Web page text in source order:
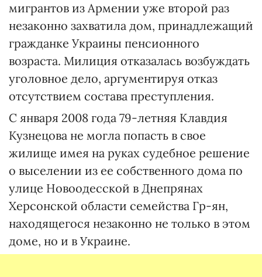
мигрантов из Армении уже второй раз
незаконно захватила дом, принадлежащий
гражданке Украины пенсионного
возраста. Милиция отказалась возбуждать
уголовное дело, аргументируя отказ
отсутствием состава преступления.
С января 2008 года 79-летняя Клавдия
Кузнецова не могла попасть в свое
жилище имея на руках судебное решение
о выселении из ее собственного дома по
улице Новоодесской в Днепрянах
Херсонской области семейства Гр-ян,
находящегося незаконно не только в этом
доме, но и в Украине.